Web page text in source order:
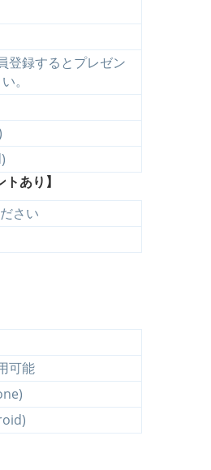
登録するとプレゼン
。
あり】
さい
可能